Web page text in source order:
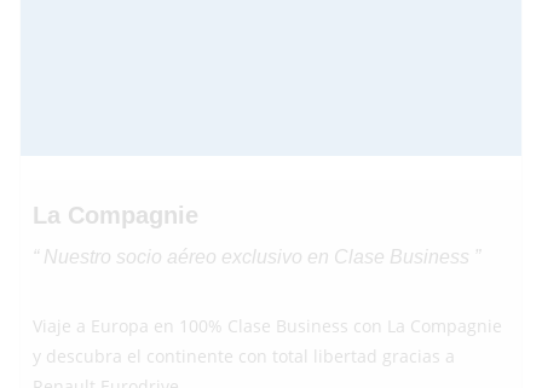
La Compagnie
“ Nuestro socio aéreo exclusivo en Clase Business ”
Viaje a Europa en 100% Clase Business con La Compagnie
y descubra el continente con total libertad gracias a